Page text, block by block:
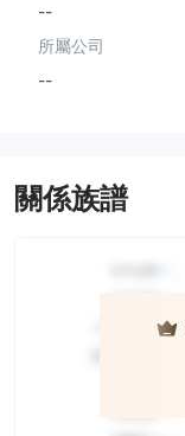
--
所屬公司
--
關係族譜